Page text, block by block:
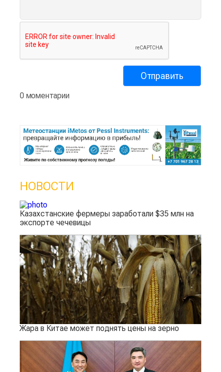
0 моментарии
НОВОСТИ
Казахстанские фермеры заработали $35 млн на
экспорте чечевицы
Жара в Китае может поднять цены на зерно